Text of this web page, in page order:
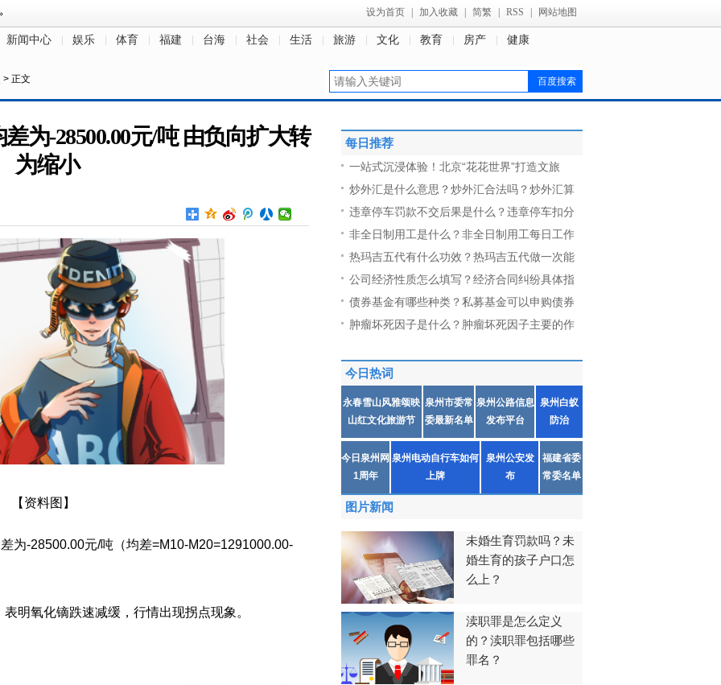
设为首页 加入收藏 简繁 RSS 网站地图
新闻中心 娱乐 体育 福建 台海 社会 生活 旅游 文化 教育 房产 健康
> 正文
为-28500.00元/吨 由负向扩大转
为缩小
【资料图】
为-28500.00元/吨（均差=M10-M20=1291000.00-
明氧化镝跌速减缓，行情出现拐点现象。
每日推荐
一站式沉浸体验！北京“花花世界”打造文旅
炒外汇是什么意思？炒外汇合法吗？炒外汇算
违章停车罚款不交后果是什么？违章停车扣分
非全日制用工是什么？非全日制用工每日工作
热玛吉五代有什么功效？热玛吉五代做一次能
公司经济性质怎么填写？经济合同纠纷具体指
债券基金有哪些种类？私募基金可以申购债券
肿瘤坏死因子是什么？肿瘤坏死因子主要的作
今日热词
永春雪山风雅颂映
山红文化旅游节
泉州市委常
委最新名单
泉州公路信息
发布平台
泉州白蚁
防治
今日泉州网
1周年
泉州电动自行车如何
上牌
泉州公安发
布
福建省委
常委名单
图片新闻
未婚生育罚款吗？未
婚生育的孩子户口怎
么上？
渎职罪是怎么定义
的？渎职罪包括哪些
罪名？